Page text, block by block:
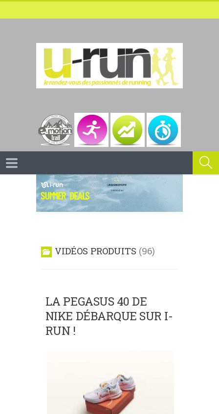
VIDÉOS PRODUITS 96
LA PEGASUS 40 DE
NIKE DÉBARQUE SUR I-
RUN !